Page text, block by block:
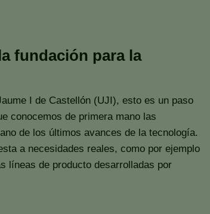
fundación para la
I de Castellón (UJI), esto es un paso
conocemos de primera mano las
de los últimos avances de la tecnología.
a necesidades reales, como por ejemplo
líneas de producto desarrolladas por